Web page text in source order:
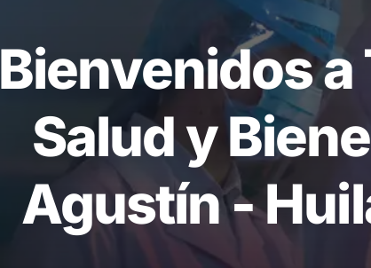
Bienvenidos a
Salud y
Agustín -